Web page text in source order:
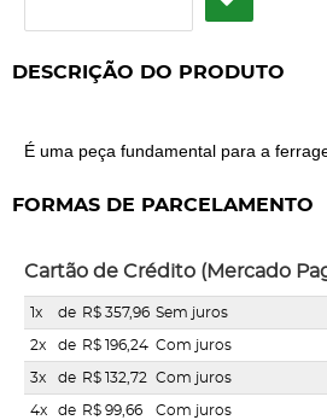
DESCRIÇÃO DO PRODUTO
É uma peça fundamental para a
FORMAS DE PARCELAMENTO
Cartão de Crédito (Mercado
1x de R$ 357,96 Sem juros
2x de R$ 196,24 Com juros
3x de R$ 132,72 Com juros
4x de R$ 99,66 Com juros